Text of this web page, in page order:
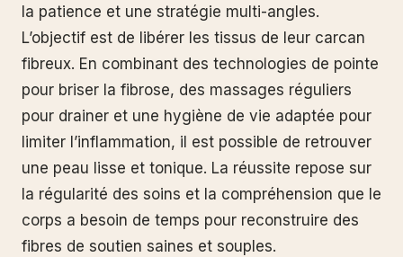
la patience et une stratégie multi-angles.
L’objectif est de libérer les tissus de leur carcan
fibreux. En combinant des technologies de pointe
pour briser la fibrose, des massages réguliers
pour drainer et une hygiène de vie adaptée pour
limiter l’inflammation, il est possible de retrouver
une peau lisse et tonique. La réussite repose sur
la régularité des soins et la compréhension que le
corps a besoin de temps pour reconstruire des
fibres de soutien saines et souples.